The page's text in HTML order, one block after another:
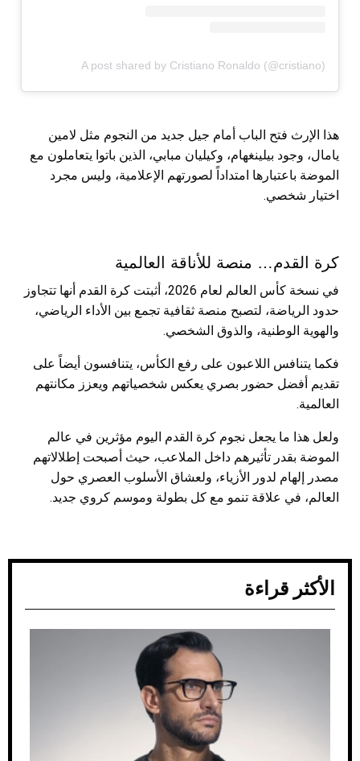
A post shared by Cristiano Ronaldo (@cristiano)
هذا الإرث فتح الباب أمام جيل جديد من النجوم مثل لامين
يامال، وجود بيلينغهام، وكيليان مبابي، الذين باتوا يتعاملون مع
الموضة باعتبارها امتداداً لصورتهم الإعلامية، وليس مجرد
اختيار شخصي.
كرة القدم… منصة للأناقة العالمية
في نسخة كأس العالم لعام 2026، أثبتت كرة القدم أنها تتجاوز
حدود الرياضة، لتصبح منصة ثقافية تجمع بين الأداء الرياضي،
والهوية الوطنية، والذوق الشخصي.
فكما يتنافس اللاعبون على رفع الكأس، يتنافسون أيضاً على
تقديم أفضل حضور بصري يعكس شخصياتهم ويعزز مكانتهم
العالمية.
ولعل هذا ما يجعل نجوم كرة القدم اليوم مؤثرين في عالم
الموضة بقدر تأثيرهم داخل الملاعب، حيث أصبحت إطلالاتهم
مصدر إلهام لدور الأزياء، ولعشاق الأسلوب العصري حول
العالم، في علاقة تنمو مع كل بطولة وموسم كروي جديد.
الأكثر قراءة